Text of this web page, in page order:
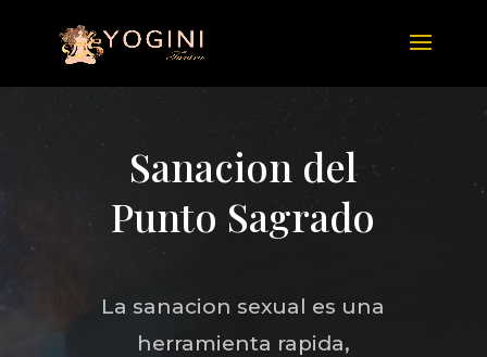
Sanacion del
Punto Sagrado
La sanacion sexual es una
herramienta rapida,